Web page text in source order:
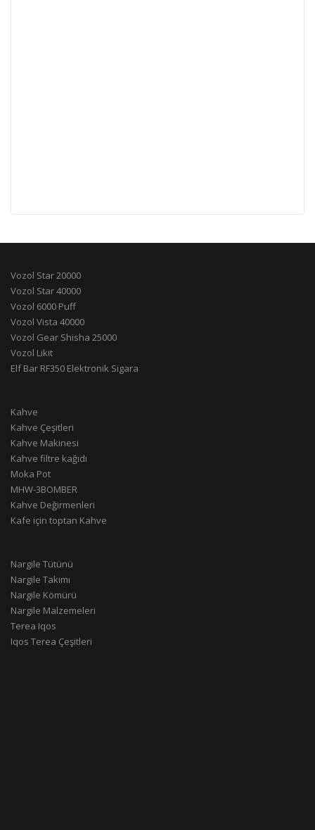
Vozol Star 20000
Vozol Star 40000
Vozol 6000 Puff
Vozol Vista 40000
Vozol Gear Shisha 25000
Vozol Likit
Elf Bar RF350 Elektronik Sigara
Kahve
Kahve Çeşitleri
Kahve Makinesi
Kahve filtre kağıdı
Moka Pot
MHW-3BOMBER
Kahve Değirmenleri
Kafe için toptan Kahve
Nargile Tütünü
Nargile Takımı
Nargile Kömürü
Nargile Malzemeleri
Terea Iqos
Iqos Terea Çeşitleri